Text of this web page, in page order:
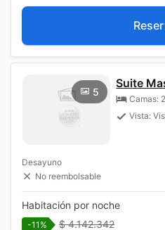
5
Suite
Camas:
Vista:
Desayuno
No reembolsable
Habitación por noche
-11% $ 4.142.342